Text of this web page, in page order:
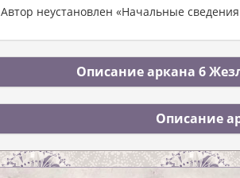
Автор неустановлен «Начальные
Описание аркана 6
Описание